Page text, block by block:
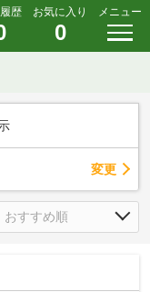
歴 お気に入り
0
メニュー
変更